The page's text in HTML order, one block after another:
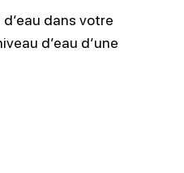
dans votre
d’eau d’une